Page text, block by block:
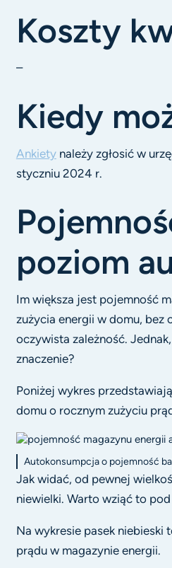
Koszty
–
Kiedy
Ankietynależy zgłosić w
styczniu 2024 r.
poziom
Im większa jest pojemność
zużycia energii w domu, bez
oczywista zależność.
znaczenie?
Poniżej wykres
domu o rocznym zużyciu
Autokonsumpcja o pojemność
Jak widać, od pewnej
niewielki. Warto wziąć to
Na wykresie pasek niebieski
prądu w magazynie energii.